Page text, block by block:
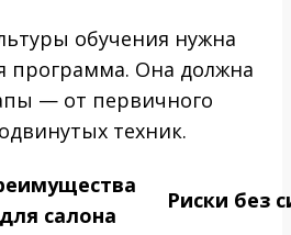
обучения нужна
программа. Она должна
— от первичного
техник.
для салона
Риски без